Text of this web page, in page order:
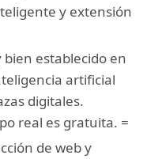
y extensión
establecido en
artificial
digitales.
real es gratuita. =
de web y